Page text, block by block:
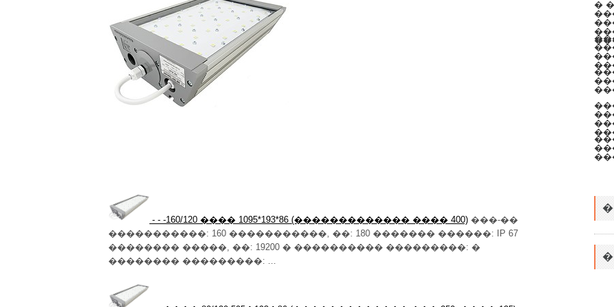
- - -160/120 ���� 1095*193*86 (������������� ���� 400) ���-��
�����������: 160 �����������, ��: 180 ������� ������: IP 67
�������� �����, ��: 19200 � ���������� ���������: �
�������� ���������: ...
�